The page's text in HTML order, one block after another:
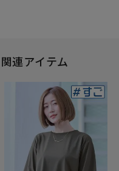
連アイテム